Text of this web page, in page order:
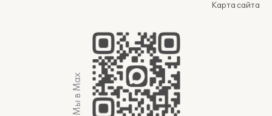
Карта сайта
Мы в Max